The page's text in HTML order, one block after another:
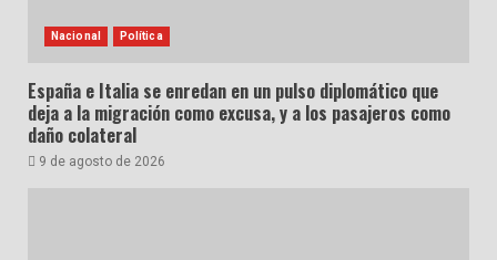
Nacional Política
España e Italia se enredan en un pulso diplomático que
deja a la migración como excusa, y a los pasajeros como
daño colateral
9 de agosto de 2026